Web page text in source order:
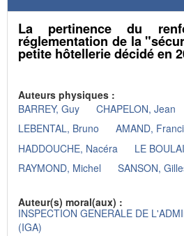
La pertinence du
réglementation de la
petite hôtellerie décidé en
Auteurs physiques :
BARREY, Guy
CHAPELON, Jean
LEBENTAL, Bruno
AMAND,
HADDOUCHE, Nacéra
LE
RAYMOND, Michel
SANSON,
Auteur(s) moral(aux) :
INSPECTION GENERALE DE
(IGA)